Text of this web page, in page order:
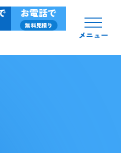
お電話で
無料見積り
メニュー